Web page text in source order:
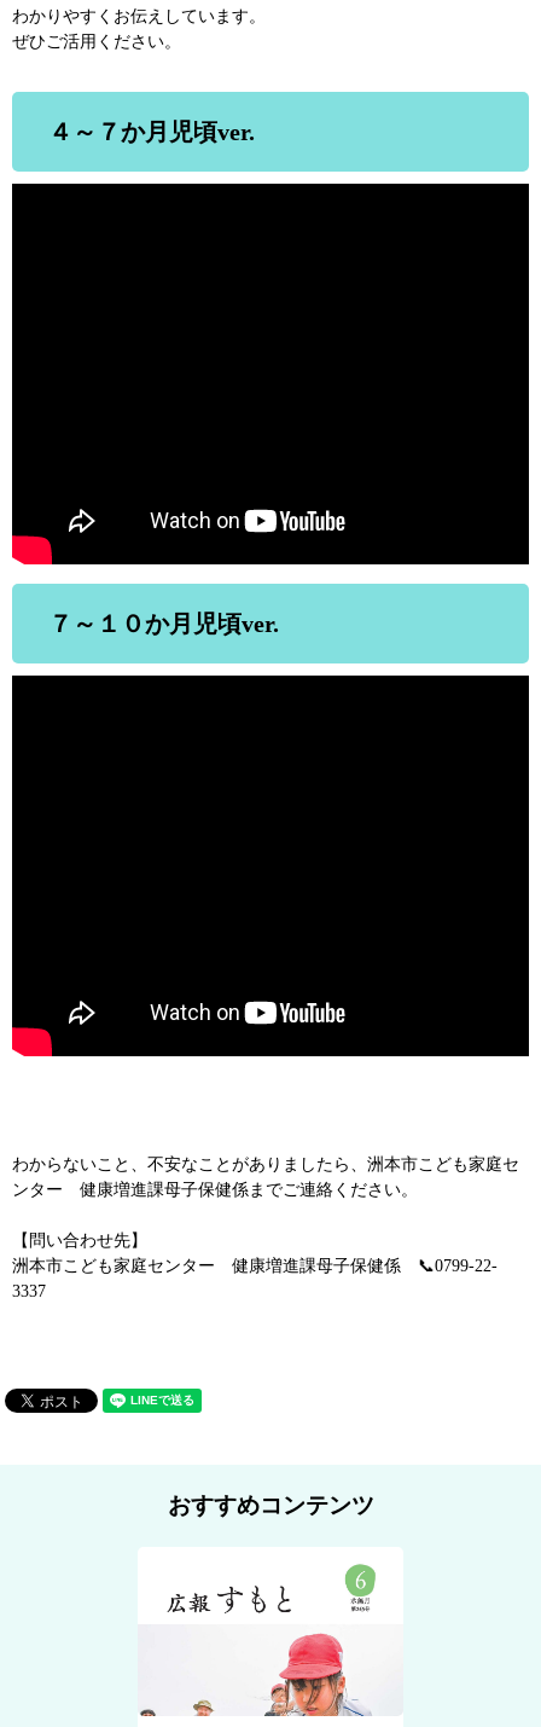
わかりやすくお伝えしています。
ぜひご活用ください。
４～７か月児頃ver.
７～１０か月児頃ver.
わからないこと、不安なことがありましたら、洲本市こども家庭セ
ンター 健康増進課母子保健係までご連絡ください。
【問い合わせ先】
洲本市こども家庭センター 健康増進課母子保健係 📞0799-22-
3337
おすすめコンテンツ